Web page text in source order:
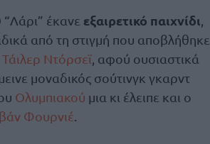
έκανε εξαιρετικό παιχνίδι
από τη στιγμή που αποβλήθηκε
Τάιλερ Ντόρσεϊ, αφού ουσιαστικά
μοναδικός σούτινγκ γκαρντ
Ολυμπιακού μια κι έλειπε και ο
Φουρνιέ